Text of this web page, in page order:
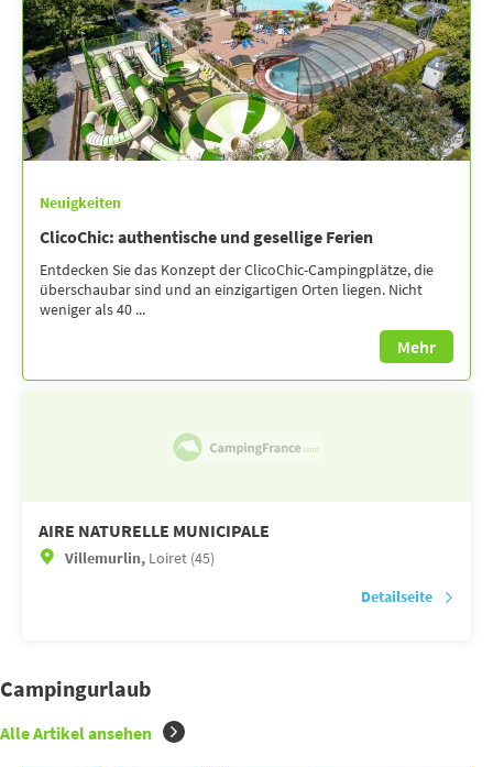
Neuigkeiten
ClicoChic: authentische und gesellige Ferien
Entdecken Sie das Konzept der ClicoChic-Campingplätze, die
überschaubar sind und an einzigartigen Orten liegen. Nicht
weniger als 40 ...
Mehr
AIRE NATURELLE MUNICIPALE
Villemurlin, Loiret (45)
Detailseite
Campingurlaub
Alle Artikel ansehen